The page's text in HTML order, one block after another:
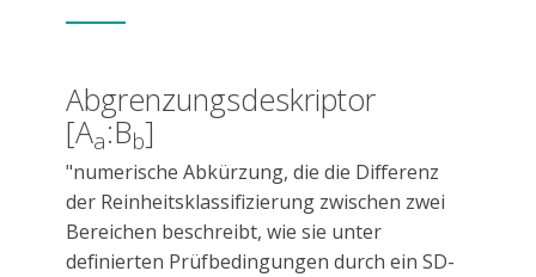
Abgrenzungsdeskriptor
[Aa:Bb]
"numerische Abkürzung, die die Differenz
der Reinheitsklassifizierung zwischen zwei
Bereichen beschreibt, wie sie unter
definierten Prüfbedingungen durch ein SD-